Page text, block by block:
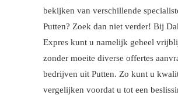
bekijken van verschillende
Putten? Zoek dan niet verder! Bij
Expres kunt u namelijk geheel
zonder moeite diverse offertes
bedrijven uit Putten. Zo kunt u
vergelijken voordat u tot een